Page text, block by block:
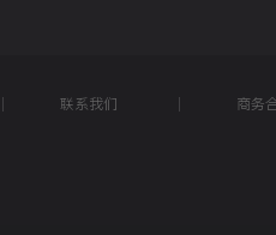
联系我们 商务